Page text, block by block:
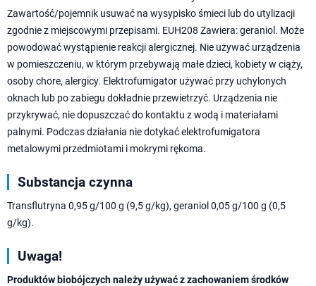
Zawartość/pojemnik usuwać na wysypisko śmieci lub do utylizacji
zgodnie z miejscowymi przepisami. EUH208 Zawiera: geraniol. Może
powodować wystąpienie reakcji alergicznej. Nie używać urządzenia
w pomieszczeniu, w którym przebywają małe dzieci, kobiety w ciąży,
osoby chore, alergicy. Elektrofumigator używać przy uchylonych
oknach lub po zabiegu dokładnie przewietrzyć. Urządzenia nie
przykrywać, nie dopuszczać do kontaktu z wodą i materiałami
palnymi. Podczas działania nie dotykać elektrofumigatora
metalowymi przedmiotami i mokrymi rękoma.
Substancja czynna
Transflutryna 0,95 g/100 g (9,5 g/kg), geraniol 0,05 g/100 g (0,5
g/kg).
Uwaga!
Produktów biobójczych należy używać z zachowaniem środków